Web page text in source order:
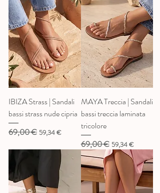
IBIZA Strass | Sandali
bassi strass nude cipria
Prezzo regolare
69,00 € Prezzo scontato
59,34 €
MAYA Treccia | Sandali
bassi treccia laminata
tricolore
Prezzo regolare
69,00 € Prezzo scontato
59,34 €